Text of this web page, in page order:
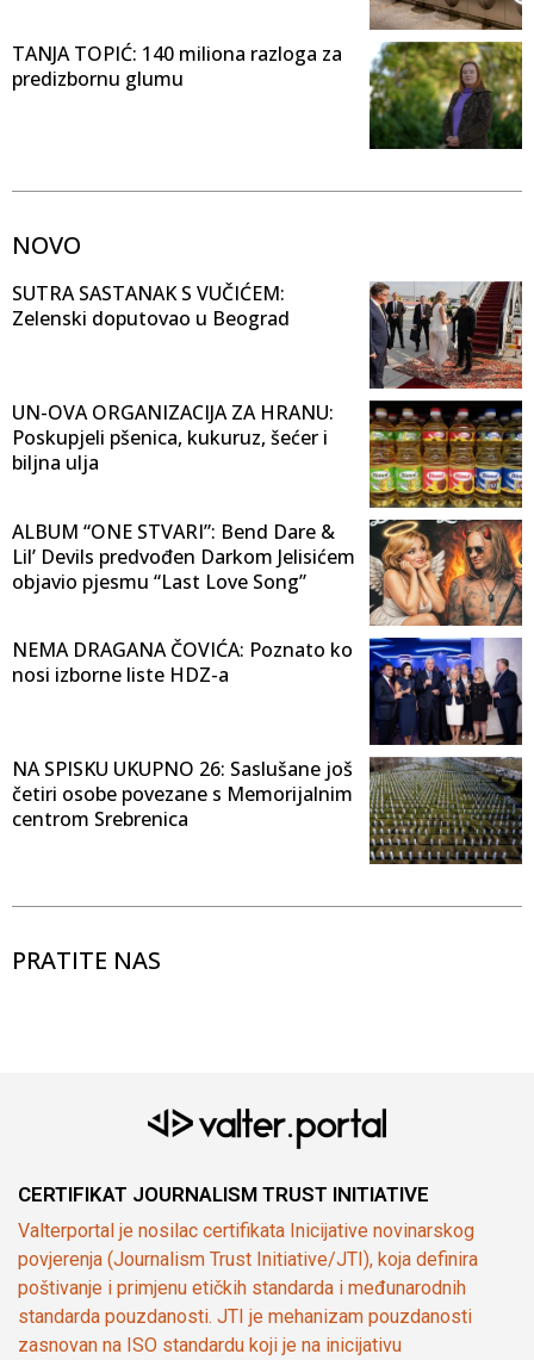
TANJA TOPIĆ: 140 miliona razloga za
predizbornu glumu
NOVO
SUTRA SASTANAK S VUČIĆEM:
Zelenski doputovao u Beograd
UN-OVA ORGANIZACIJA ZA HRANU:
Poskupjeli pšenica, kukuruz, šećer i
biljna ulja
ALBUM “ONE STVARI”: Bend Dare &
Lil’ Devils predvođen Darkom Jelisićem
objavio pjesmu “Last Love Song”
NEMA DRAGANA ČOVIĆA: Poznato ko
nosi izborne liste HDZ-a
NA SPISKU UKUPNO 26: Saslušane još
četiri osobe povezane s Memorijalnim
centrom Srebrenica
PRATITE NAS
CERTIFIKAT JOURNALISM TRUST INITIATIVE
Valterportal je nosilac certifikata Inicijative novinarskog
povjerenja (Journalism Trust Initiative/JTI), koja definira
poštivanje i primjenu etičkih standarda i međunarodnih
standarda pouzdanosti. JTI je mehanizam pouzdanosti
zasnovan na ISO standardu koji je na inicijativu